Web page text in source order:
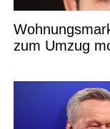
zum Umzug